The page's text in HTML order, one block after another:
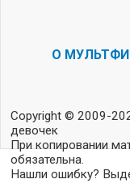
О
Copyright © 2009-
девочек
При копировании
обязательна.
Нашли ошибку?